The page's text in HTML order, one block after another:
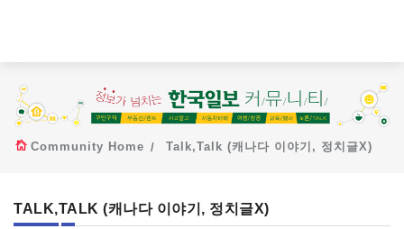
Community Home Talk,Talk (캐나다 이야기, 정치글X)
TALK,TALK (캐나다 이야기, 정치글X)